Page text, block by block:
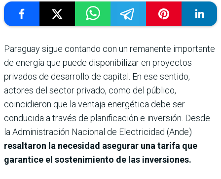
Paraguay sigue contando con un remanente importante
de energía que puede disponibilizar en proyectos
privados de desarrollo de capital. En ese sentido,
actores del sector privado, como del público,
coincidieron que la ventaja energética debe ser
conducida a través de planificación e inversión. Desde
la Administración Nacional de Electricidad (Ande)
resaltaron la necesidad asegurar una tarifa que
garantice el sostenimiento de las inversiones.